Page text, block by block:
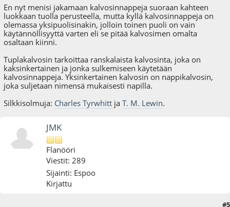
En nyt menisi jakamaan kalvosinnappeja suoraan kahteen
luokkaan tuolla perusteella, mutta kyllä kalvosinnappeja on
olemassa yksipuolisinakin, jolloin toinen puoli on vain
käytännöllisyyttä varten eli se pitää kalvosimen omalta
osaltaan kiinni.
Tuplakalvosin tarkoittaa ranskalaista kalvosinta, joka on
kaksinkertainen ja jonka sulkemiseen käytetään
kalvosinnappeja. Yksinkertainen kalvosin on nappikalvosin,
joka suljetaan nimensä mukaisesti napilla.
Silkkisolmuja: Charles Tyrwhitt jaT. M. Lewin.
JMK
Flanööri
Viestit: 289
Sijainti: Espoo
Kirjattu
#5